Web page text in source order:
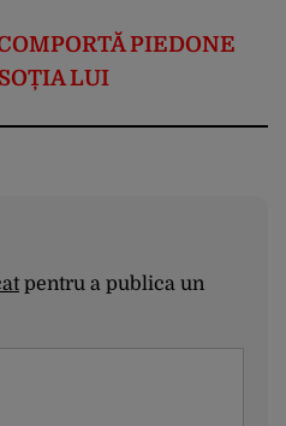
PIEDONE
LUI
pentru a publica un